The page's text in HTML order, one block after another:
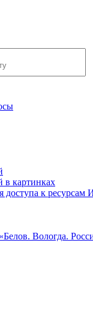
в картинках
доступа к ресурсам
Вологда.